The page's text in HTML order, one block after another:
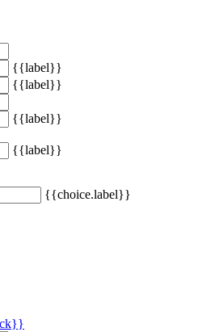
{{label}}
{{label}}
{{label}}
{{label}}
{{choice.label}}